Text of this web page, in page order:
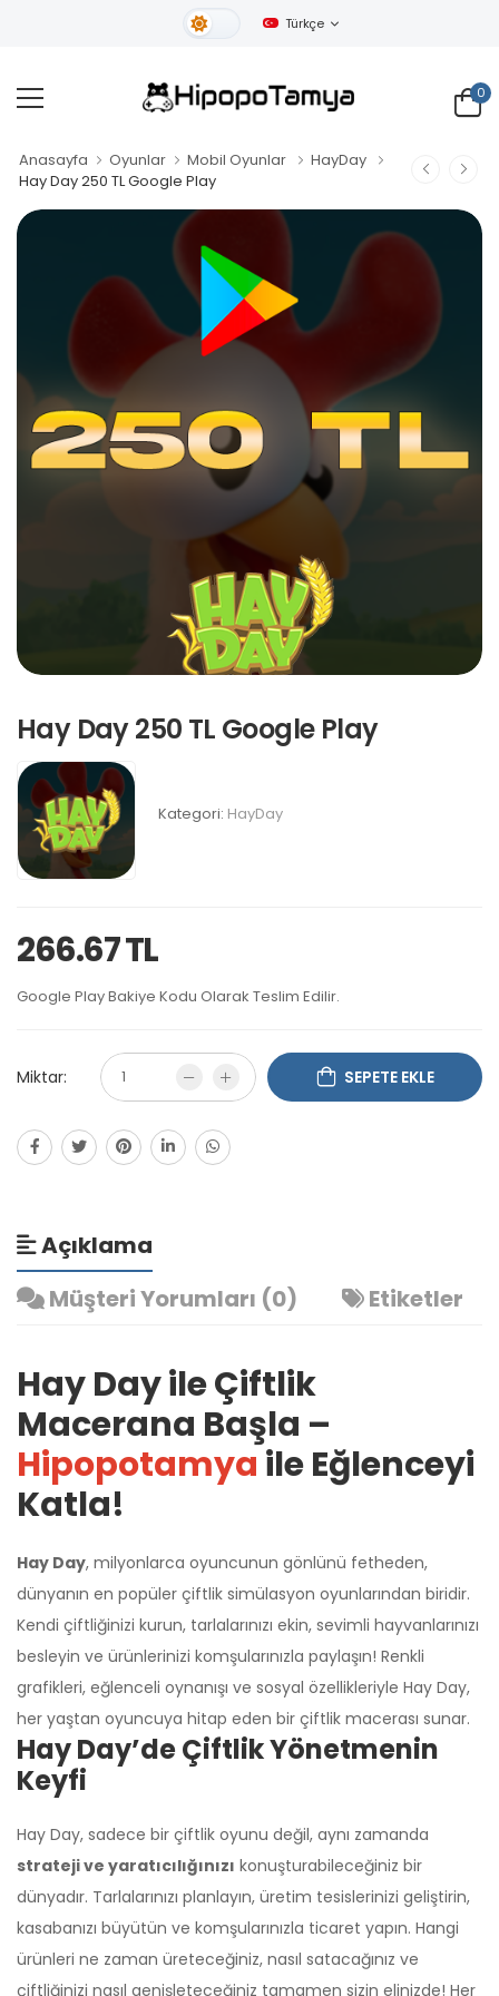
Gündüz Tema
Türkçe
0
Anasayfa Oyunlar Mobil Oyunlar
HayDay
Hay Day 250 TL Google Play
Hay Day 250 TL Google Play
Kategori: HayDay
266.67 TL
Google Play Bakiye Kodu Olarak Teslim Edilir.
Miktar: SEPETE EKLE
Açıklama
Müşteri Yorumları (0)
Etiketler
Hay Day ile Çiftlik
Macerana Başla –
Hipopotamya ile Eğlenceyi
Katla!
Hay Day, milyonlarca oyuncunun gönlünü fetheden,
dünyanın en popüler çiftlik simülasyon oyunlarından biridir.
Kendi çiftliğinizi kurun, tarlalarınızı ekin, sevimli hayvanlarınızı
besleyin ve ürünlerinizi komşularınızla paylaşın! Renkli
grafikleri, eğlenceli oynanışı ve sosyal özellikleriyle Hay Day,
her yaştan oyuncuya hitap eden bir çiftlik macerası sunar.
Hay Day’de Çiftlik Yönetmenin
Keyfi
Hay Day, sadece bir çiftlik oyunu değil, aynı zamanda
strateji ve yaratıcılığınızı konuşturabileceğiniz bir
dünyadır. Tarlalarınızı planlayın, üretim tesislerinizi geliştirin,
kasabanızı büyütün ve komşularınızla ticaret yapın. Hangi
ürünleri ne zaman üreteceğiniz, nasıl satacağınız ve
çiftliğinizi nasıl genişleteceğiniz tamamen sizin elinizde! Her